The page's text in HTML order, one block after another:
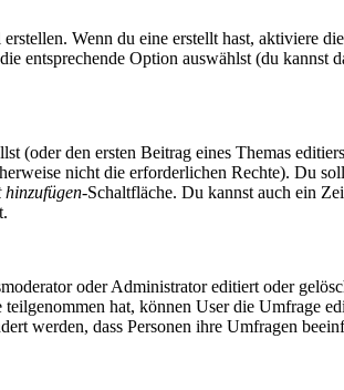
Wenn du eine erstellt hast, aktiviere die
entsprechende Option auswählst (du
(oder den ersten Beitrag eines Themas
nicht die erforderlichen Rechte). Du
-Schaltfläche. Du kannst auch ein
oder Administrator editiert oder
hat, können User die Umfrage
werden, dass Personen ihre Umfragen